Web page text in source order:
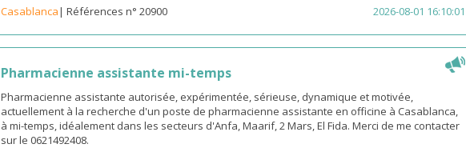
Casablanca| Références n° 20900 2026-08-01 16:10:01
Pharmacienne assistante mi-temps
Pharmacienne assistante autorisée, expérimentée, sérieuse, dynamique et motivée,
actuellement à la recherche d'un poste de pharmacienne assistante en officine à Casablanca,
à mi-temps, idéalement dans les secteurs d'Anfa, Maarif, 2 Mars, El Fida. Merci de me contacter
sur le 0621492408.